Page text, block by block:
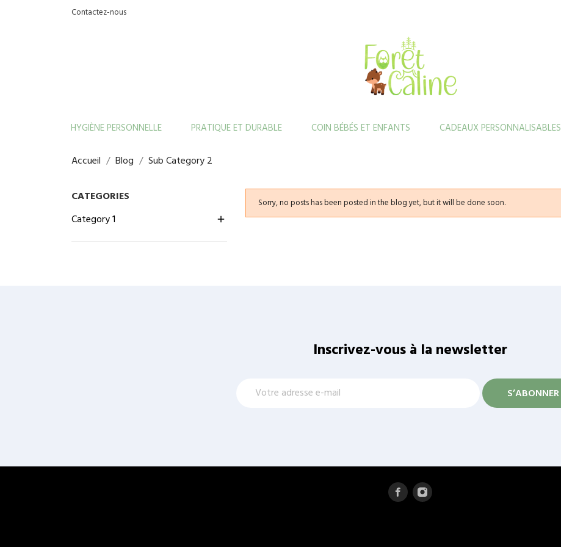
Contactez-nous
HYGIÈNE PERSONNELLE PRATIQUE ET DURABLE COIN BÉBÉS ET ENFANTS CADEAUX PERSONNALISABLES
Accueil Blog Sub Category 2
CATEGORIES
Category 1
add
Sorry, no posts has been posted in the blog yet, but it will be done soon.
Inscrivez-vous à la newsletter